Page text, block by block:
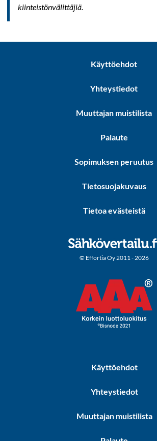
kiinteistönvälittäjiä.
Käyttöehdot
Yhteystiedot
Muuttajan muistilista
Palaute
Sopimuksen peruutus
Tietosuojakuvaus
Tietoa evästeistä
© Effortia Oy 2011 - 2026
Käyttöehdot
Yhteystiedot
Muuttajan muistilista